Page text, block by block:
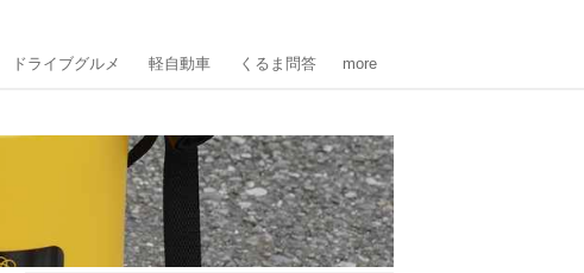
ドライブグルメ 軽自動車 くるま問答 more